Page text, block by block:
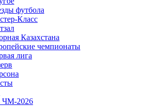
футбола
Класс
Казахстана
чемпионаты
лига
ЧМ-2026